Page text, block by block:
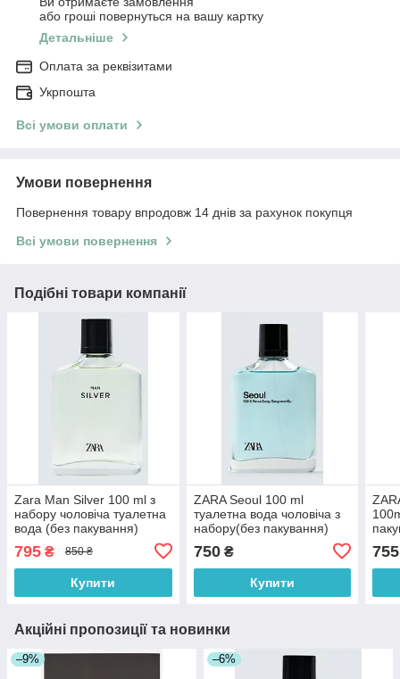
або гроші повернуться на вашу картку
Детальніше
Оплата за реквізитами
Укрпошта
Всі умови оплати
Умови повернення
Повернення товару впродовж 14 днів за рахунок покупця
Всі умови повернення
Подібні товари компанії
Zara Man Silver 100 ml з
набору чоловіча туалетна
вода (без пакування)
(оригінал оригінал Іспанія)
795 ₴ 850 ₴
Купити
ZARA Seoul 100 ml
туалетна вода чоловіча з
набору(без пакування)
(оригінал оригінал Іспанія)
750₴
Купити
755
Акційні пропозиції та новинки
–9% –6%